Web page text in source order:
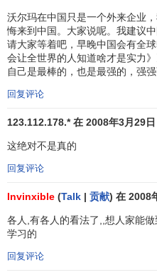
的多项服务。
一次购物满2000元或以上
在指定范围内每次49元(因为
另外，深圳山姆店办理一
销售的所有机型。价格均比
机、数字机均比市面其他润讯
素。在美国，它的触角伸向西
远小乡镇。从明尼苏达到密
马，沃尔玛无所不在。只要
就在哪里开业。
沃尔玛在中国只是一个外来企业
悔来到中国。大家说呢。我建议
请大家等着吧，早晚中国会有全
会让全世界的人知道啥才是实力
自己是最棒的，也是最强的，强
回复评论
123.112.178.* 在 2008年3月29
这绝对不是真的
回复评论
Invinxible (Talk | 贡献) 在 2008
各人,有各人的看法了,,想人家能
学习的
回复评论